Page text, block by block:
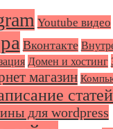
Youtube видео
Вконтакте
Домен и хостинг
магазин
для wordpress